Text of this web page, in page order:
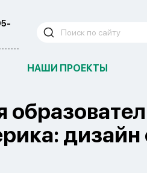
НАШИ ПРОЕКТЫ
дизайн